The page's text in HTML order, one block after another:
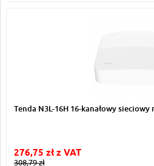
Tenda N3L-16H 16-kanałowy
276,75 zł z VAT
308,79 zł